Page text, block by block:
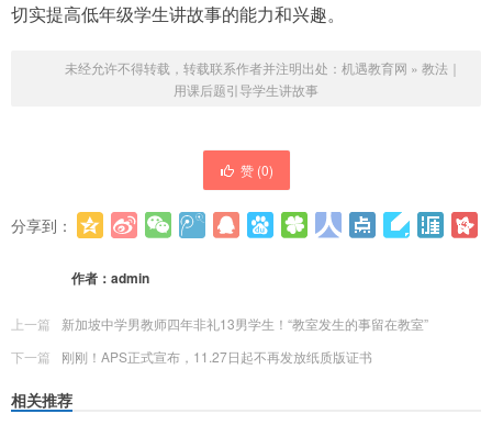
切实提高低年级学生讲故事的能力和兴趣。
未经允许不得转载，转载联系作者并注明出处： 机遇教育网 » 教法｜
用课后题引导学生讲故事
赞 (0)
分享到：
作者： admin
上一篇
新加坡中学男教师四年非礼13男学生！“教室发生的事留在教室”
下一篇
刚刚！APS正式宣布，11.27日起不再发放纸质版证书
相关推荐